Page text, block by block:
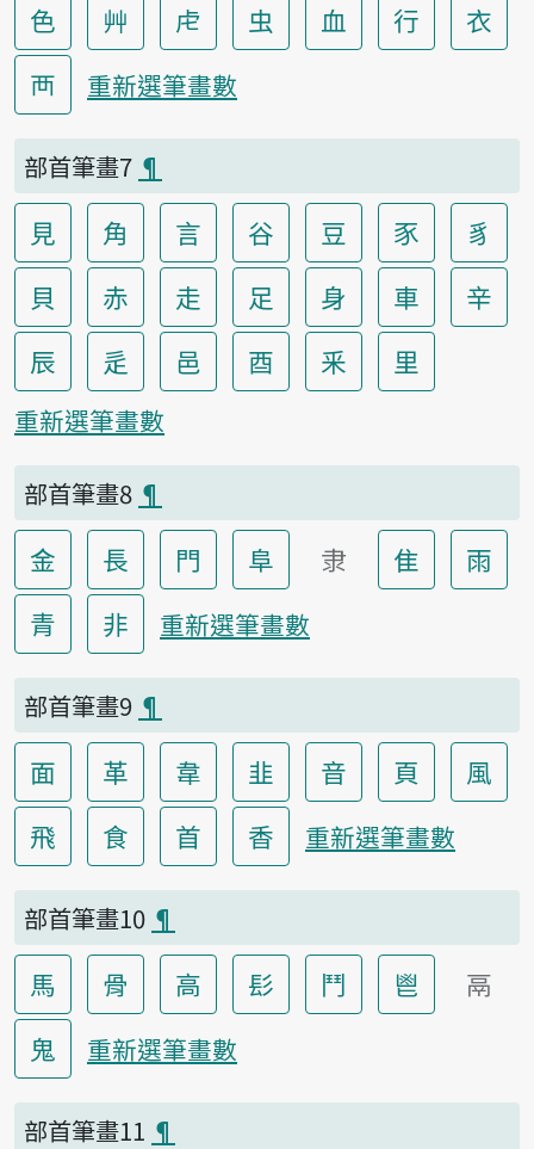
色
艸 虍 虫 血 行
衣
襾
重新選筆畫數
部首筆畫7 ¶
見 角 言 谷 豆 豕
豸
貝
赤 走 足 身 車
辛
辰
辵 邑 酉 釆 里
重新選筆畫數
部首筆畫8 ¶
金 長 門 阜 隶 隹
雨
青
非 重新選筆畫數
部首筆畫9 ¶
面 革 韋 韭 音 頁
風
飛
食 首 香 重新選筆畫數
部首筆畫10 ¶
馬 骨 高 髟 鬥 鬯
鬲
鬼
重新選筆畫數
部首筆畫11 ¶